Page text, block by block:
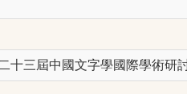
十三屆中國文字學國際學術研